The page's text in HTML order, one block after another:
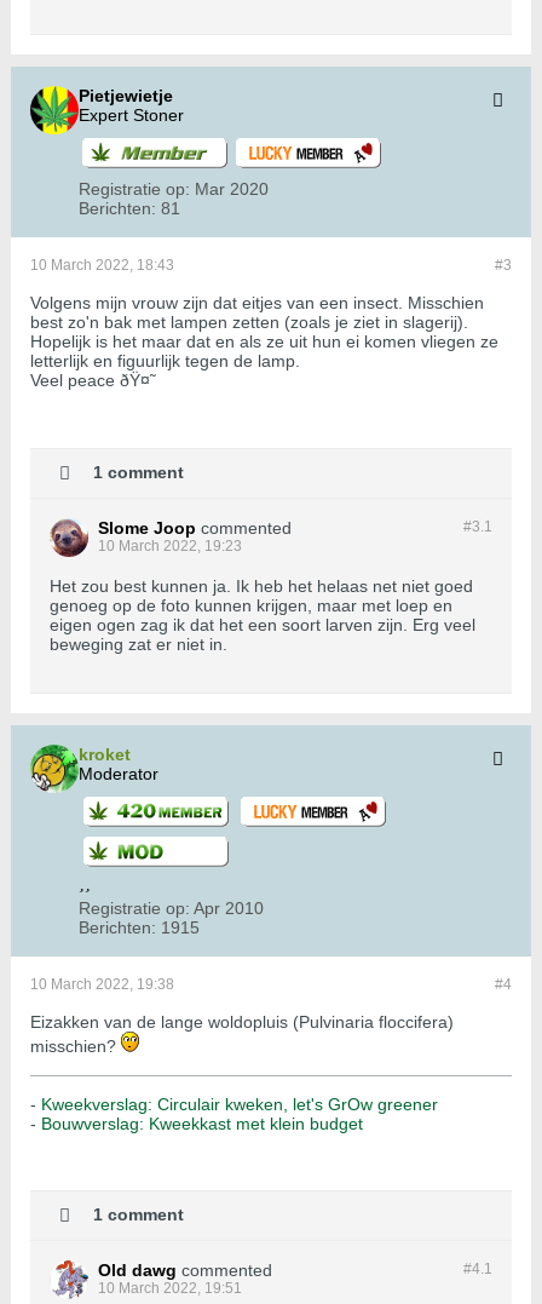
Pietjewietje
Expert Stoner
Registratie op: Mar 2020
Berichten: 81
#3
10 March 2022, 18:43
Volgens mijn vrouw zijn dat eitjes van een insect. Misschien
best zo'n bak met lampen zetten (zoals je ziet in slagerij).
Hopelijk is het maar dat en als ze uit hun ei komen vliegen ze
letterlijk en figuurlijk tegen de lamp.
Veel peace ðŸ¤˜
1 comment
#3.1
Slome Joop commented
10 March 2022, 19:23
Het zou best kunnen ja. Ik heb het helaas net niet goed
genoeg op de foto kunnen krijgen, maar met loep en
eigen ogen zag ik dat het een soort larven zijn. Erg veel
beweging zat er niet in.
kroket
Moderator
Registratie op: Apr 2010
Berichten: 1915
#4
10 March 2022, 19:38
Eizakken van de lange woldopluis (Pulvinaria floccifera)
misschien?
- Kweekverslag: Circulair kweken, let's GrOw greener
- Bouwverslag: Kweekkast met klein budget
1 comment
#4.1
Old dawg commented
10 March 2022, 19:51